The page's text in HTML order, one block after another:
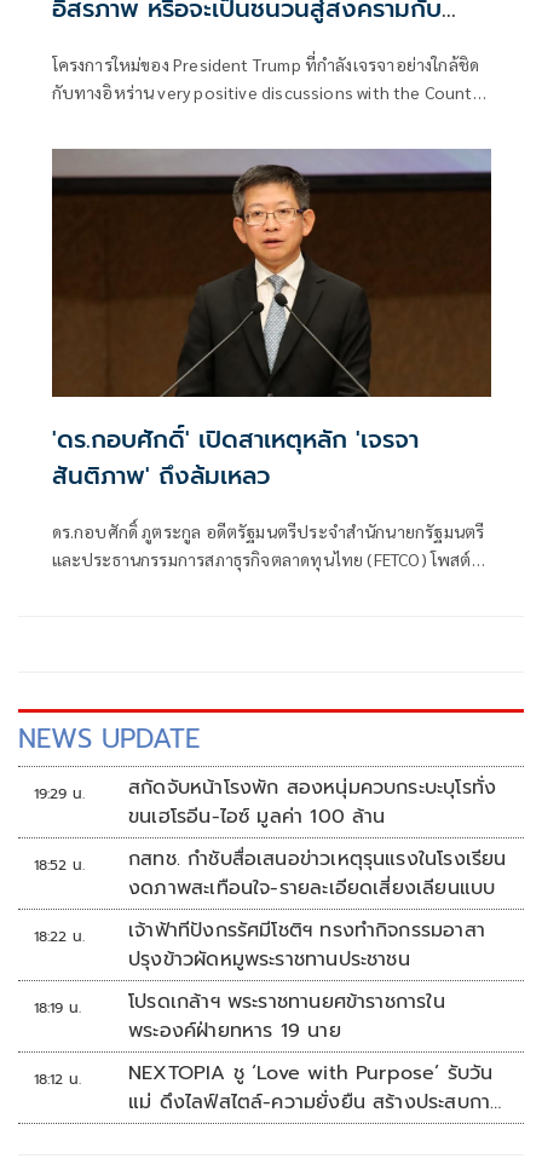
อิสรภาพ หรือจะเป็นชนวนสู่สงครามกับ
โครงการใหม่ของ President Trump ที่กำลังเจรจาอย่างใกล้ชิด
กับทางอิหร่าน very positive discussions with the Country
วัน
'ดร.กอบศักดิ์' เปิดสาเหตุหลัก 'เจรจา
สันติภาพ' ถึงล้มเหลว
ดร.กอบศักดิ์ ภูตระกูล อดีตรัฐมนตรีประจำสำนักนายกรัฐมนตรี
และประธานกรรมการสภาธุรกิจตลาดทุนไทย (FETCO) โพสต์
NEWS UPDATE
19:29 น.
สกัดจับหน้าโรงพัก สองหนุ่มควบกระบะบุโรทั่ง
ขนเฮโรอีน-ไอซ์ มูลค่า 100 ล้าน
18:52 น.
กสทช. กำชับสื่อเสนอข่าวเหตุรุนแรงในโรงเรียน
งดภาพสะเทือนใจ-รายละเอียดเสี่ยงเลียนแบบ
18:22 น.
เจ้าฟ้าทีปังกรรัศมีโชติฯ ทรงทำกิจกรรมอาสา
ปรุงข้าวผัดหมูพระราชทานประชาชน
18:19 น.
โปรดเกล้าฯ พระราชทานยศข้าราชการใน
พระองค์ฝ่ายทหาร 19 นาย
18:12 น.
NEXTOPIA ชู ‘Love with Purpose’ รับวัน
แม่ ดึงไลฟ์สไตล์-ความยั่งยืน สร้างประสบกา
รณ์ช้อปปิงมีความหมาย